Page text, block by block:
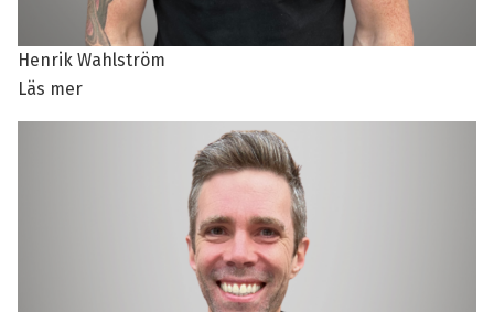
Henrik Wahlström
Läs mer